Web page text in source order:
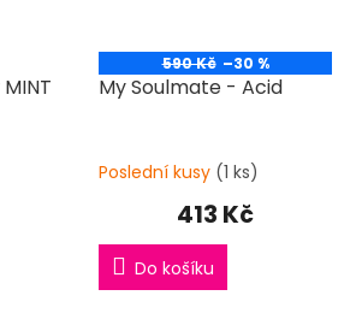
590 Kč –30 %
My Soulmate - Acid
Poslední kusy (1 ks)
413 Kč
Do košíku